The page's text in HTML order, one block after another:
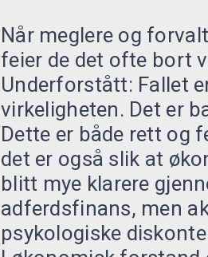
Når meglere og
feier de det ofte bort
Underforstått: Fallet
virkeligheten. Det er
Dette er både rett og
det er også slik at
blitt mye klarere
adferdsfinans, men
psykologiske